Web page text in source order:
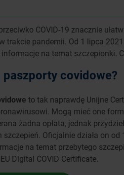
COVID-19 znacznie
trakcie pandemii. Od 1 lipca
na temat szczepionki.
paszporty covidowe?
to tak naprawdę Unijne
Mogą mieć one
żadna opłata, jednak
Oficjalnie działa on
na temat przebytego
Digital COVID Certificate.